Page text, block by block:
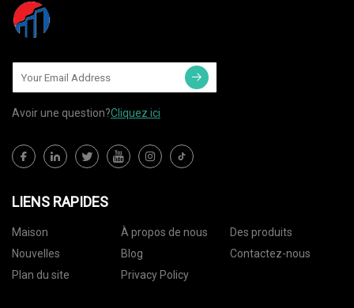
Avoir une question?Cliquez ici
LIENS RAPIDES
Maison À propos de nous
Des produits
Nouvelles
Blog
Contactez-nous
Plan du site
Privacy Policy